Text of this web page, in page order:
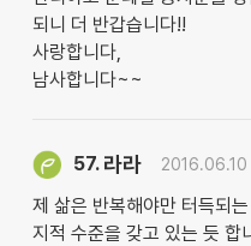
되니 더 반갑습니다!!
사랑합니다,
남사합니다~~
57. 라라 2016.06.10
제 삶은 반복해야만 터득되는
지적 수준을 갖고 있는 듯 합